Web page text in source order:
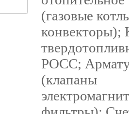
(газовые
конвекторы);
РОСС;
(клапаны